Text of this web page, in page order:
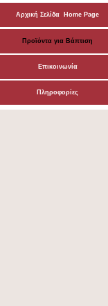
Αρχική Σελίδα Home Page
Προϊόντα για Βάπτιση
Επικοινωνία
Πληροφορίες